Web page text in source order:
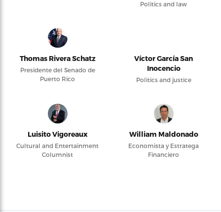
Politics and law
Thomas Rivera Schatz
Presidente del Senado de
Puerto Rico
Víctor García San
Inocencio
Politics and justice
Luisito Vigoreaux
Cultural and Entertainment
Columnist
William Maldonado
Economista y Estratega
Financiero